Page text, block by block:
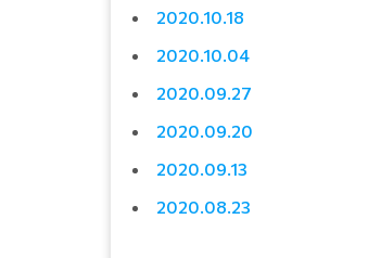
2020.10.18
2020.10.04
2020.09.27
2020.09.20
2020.09.13
2020.08.23